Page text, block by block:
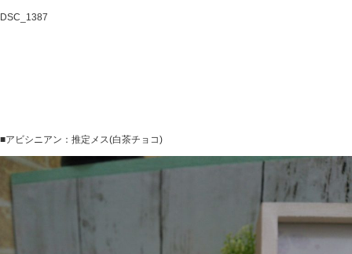
DSC_1387
■アビシニアン：推定メス(白茶チョコ)